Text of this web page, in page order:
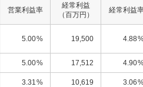
営業利益率
経常利益
（百万円）
経常利益
5.00% 19,500 4.88
5.00% 17,512 4.90
3.31 % 10,619 3.06